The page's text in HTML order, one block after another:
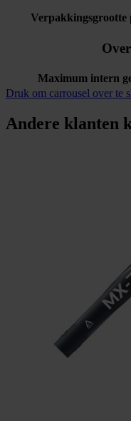
Verpakkingsgrootte
Maximum intern
Druk om carrousel over te
Andere klanten